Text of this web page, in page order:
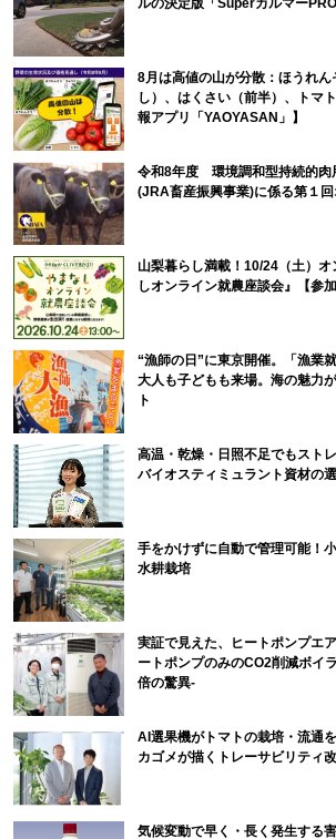
ルの決定版「SuperカルマーPRO
8月は高値の山が分散：ほうれ
し）、はくさい（前半）、トマ
報アプリ「YAOYASAN」】
令和8年度 環境調和型持続的肉
(JRA畜産振興事業)に係る第１
山梨暮らし満載！10/24（土）
しオンライン就農座談会』【参加
“漁師の日”に東京開催。「漁業
大人も子どもも来場。海の魅力
ト
高温・乾燥・日照不足でもスト
バイオスティミュラント資材の
手をかけずに自動で管理可能！
水耕栽培
実証で見えた、ヒートポンプエ
ートポンプのみのCO2削減ボイ
倍の驚異-
AI選果機がトマトの栽培・流通
カゴメが描くトレーサビリティ
気候変動で早く・長く発生する